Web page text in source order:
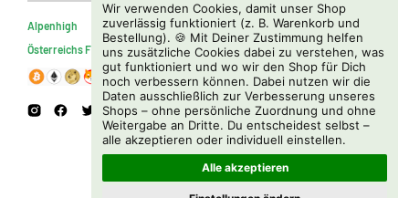
Wir verwenden Cookies, damit unser Shop
zuverlässig funktioniert (z. B. Warenkorb und
Bestellung). 🍪 Mit Deiner Zustimmung helfen
uns zusätzliche Cookies dabei zu verstehen, was
gut funktioniert und wo wir den Shop für Dich
noch verbessern können. Dabei nutzen wir die
Daten ausschließlich zur Verbesserung unseres
Shops – ohne persönliche Zuordnung und ohne
Weitergabe an Dritte. Du entscheidest selbst –
alle akzeptieren oder individuell einstellen.
Alle akzeptieren
Alpenhigh
Österreichs Firmenverzeichnis